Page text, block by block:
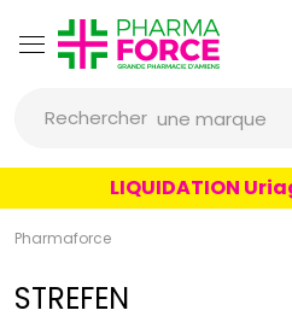
Rechercher
un conseil
un produit
une marque
LIQUIDATION
Pharmaforce
STREFEN